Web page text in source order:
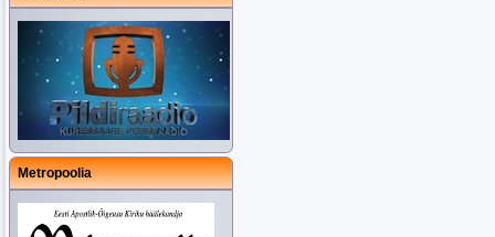
Metropoolia